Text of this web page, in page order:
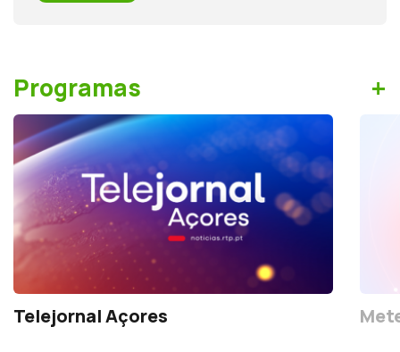
Programas +
Telejornal Açores